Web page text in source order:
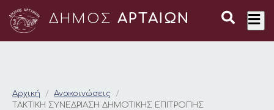
ΔΗΜΟΣ ΑΡΤΑΙΩΝ
ΤΑΚΤΙΚΗ
Αρχική
Ανακοινώσεις
ΤΑΚΤΙΚΗ ΣΥΝΕΔΡΙΑΣΗ ΔΗΜΟΤΙΚΗΣ ΕΠΙΤΡΟΠΗΣ